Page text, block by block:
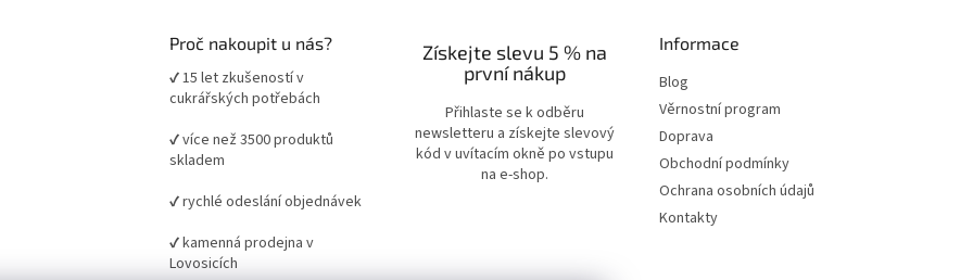
Proč nakoupit u nás?
✔ 15 let zkušeností v
cukrářských potřebách
✔ více než 3500 produktů
skladem
✔ rychlé odeslání objednávek
✔ kamenná prodejna v
Lovosicích
Získejte slevu 5 % na
první nákup
Přihlaste se k odběru
newsletteru a získejte slevový
kód v uvítacím okně po vstupu
na e-shop.
Informace
Blog
Věrnostní program
Doprava
Obchodní podmínky
Ochrana osobních údajů
Kontakty